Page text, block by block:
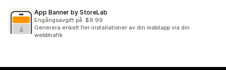
App Banner by StoreLab
Engångsavgift på $9.99
Generera enkelt fler installationer av din mobilapp via din
webbtrafik